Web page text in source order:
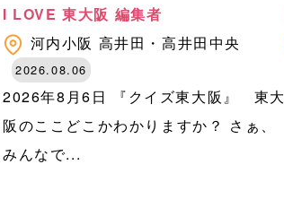
I LOVE 東大阪 編集者
河内小阪 高井田・高井田中央
2026.08.06
2026年8月6日 『クイズ東大阪』 東大
阪のここどこかわかりますか？ さぁ、
みんなで...